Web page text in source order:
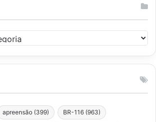
apreensão (399) BR-116 (963)